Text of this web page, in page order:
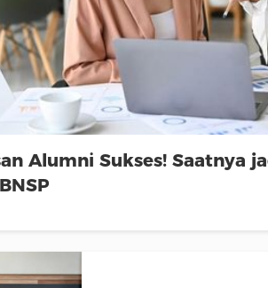
Alumni Sukses! Saatnya